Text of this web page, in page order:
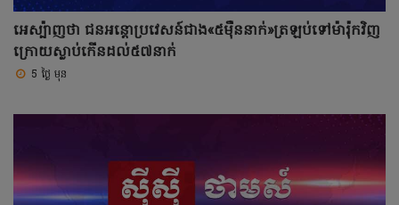
អេស្ប៉ាញថា ជនអន្តោប្រវេសន៍ជាង«៥ម៉ឺននាក់»ត្រឡប់ទៅម៉ារ៉ុកវិញ
ក្រោយស្លាប់កើនដល់៥៧នាក់
5 ថ្ងៃ មុន